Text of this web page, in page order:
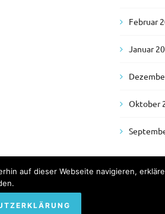
Februar
Januar
Oktober
auf dieser Webseite navigieren,